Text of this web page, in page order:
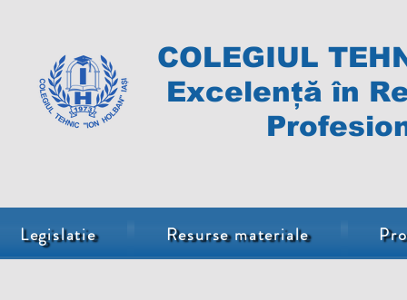
COLEGIUL
Excelență în
Legislatie Resurse materiale